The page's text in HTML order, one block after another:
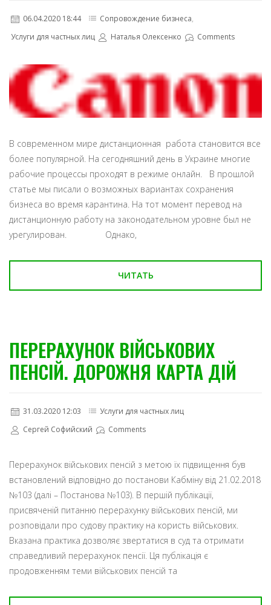
06.04.2020 18:44 Сопровождение бизнеса,
Услуги для частных лиц
Наталья Олексенко Comments
В современном мире дистанционная работа становится все
более популярной. На сегодняшний день в Украине многие
рабочие процессы проходят в режиме онлайн. В прошлой
статье мы писали о возможных вариантах сохранения
бизнеса во время карантина. На тот момент перевод на
дистанционную работу на законодательном уровне был не
урегулирован. Однако,
ЧИТАТЬ
ПЕРЕРАХУНОК ВІЙСЬКОВИХ
ПЕНСІЙ. ДОРОЖНЯ КАРТА ДІЙ
31.03.2020 12:03
Услуги для частных лиц
Сергей Софийский
Comments
Перерахунок військових пенсій з метою їх підвищення був
встановлений відповідно до постанови Кабміну від 21.02.2018
№103 (далі – Постанова №103). В першій публікації,
присвяченій питанню перерахунку військових пенсій, ми
розповідали про судову практику на користь військових.
Вказана практика дозволяє звертатися в суд та отримати
справедливий перерахунок пенсії. Ця публікація є
продовженням теми військових пенсій та